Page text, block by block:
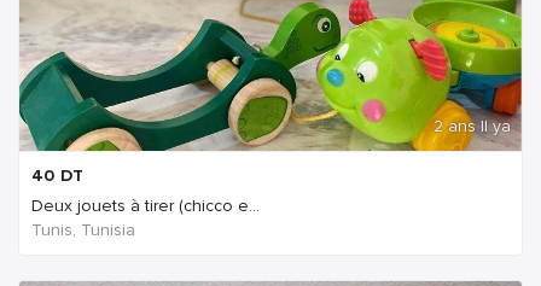
2 ans Il ya
40 DT
Deux jouets à tirer (chicco e...
Tunis, Tunisia